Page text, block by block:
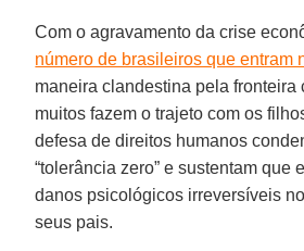
Com o agravamento da crise
número de brasileiros que entram
maneira clandestina pela fronteira
muitos fazem o trajeto com os
defesa de direitos humanos
“tolerância zero” e sustentam que
danos psicológicos irreversíveis
seus pais.